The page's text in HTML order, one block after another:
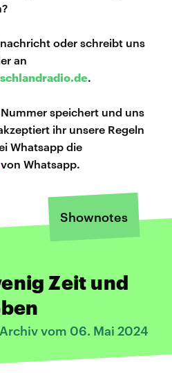
oder schreibt uns
an
.
speichert und uns
ihr unsere Regeln
Whatsapp die
von Whatsapp.
Shownotes
Zeit und
vom 06. Mai 2024